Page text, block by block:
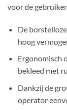
voor de
De
hoog
Ergonomisch
bekleed met
Dankzij de
operator